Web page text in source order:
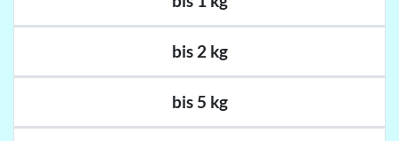
bis 2 kg
bis 5 kg